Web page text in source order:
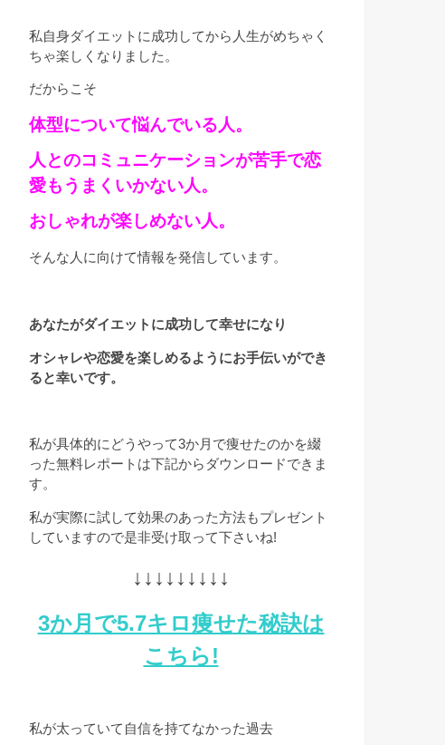
私自身ダイエットに成功してから人生がめちゃく
ちゃ楽しくなりました。
だからこそ
体型について悩んでいる人。
人とのコミュニケーションが苦手で恋
愛もうまくいかない人。
おしゃれが楽しめない人。
そんな人に向けて情報を発信しています。
あなたがダイエットに成功して幸せになり
オシャレや恋愛を楽しめるようにお手伝いができ
ると幸いです。
私が具体的にどうやって3か月で痩せたのかを綴
った無料レポートは下記からダウンロードできま
す。
私が実際に試して効果のあった方法もプレゼント
していますので是非受け取って下さいね!
↓↓↓↓↓↓↓↓↓
3か月で5.7キロ痩せた秘訣は
こちら!
私が太っていて自信を持てなかった過去